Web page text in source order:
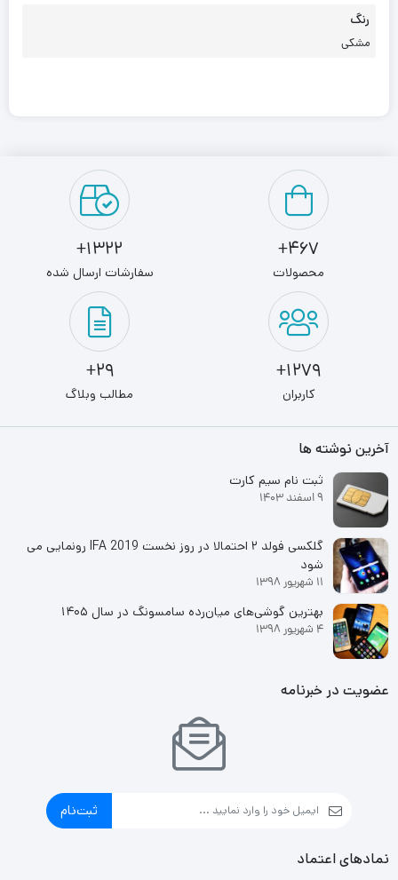
رنگ
مشکی
467+
محصولات
1322+
سفارشات ارسال شده
1279+
کاربران
29+
مطالب وبلاگ
آخرین نوشته ها
ثبت نام سیم کارت
9 اسفند 1403
گلکسی فولد ۲ احتمالا در روز نخست IFA 2019 رونمایی می
شود
11 شهریور 1398
بهترین گوشی‌های میان‌رده سامسونگ در سال ۱۴۰۵
4 شهریور 1398
عضویت در خبرنامه
ثبت‌نام
نمادهای اعتماد